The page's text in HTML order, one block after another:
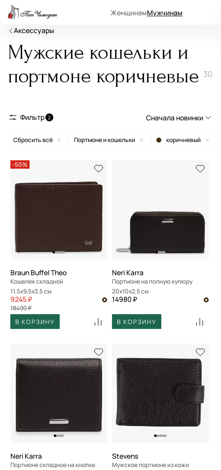
ЖенщинамМужчинам
Аксессуары
Мужские кошельки и
портмоне коричневые 30
Фильтр 2 Сначала новинки
Сначала новинки
По размеру скидки
По скорости доставки
Сбросить всё Портмоне и кошельки коричневый
-50%
Braun Buffel Theo
Кошелек складной
11,5x9,5x3,5 см
9245 ₽
18490 ₽
В КОРЗИНУ
Neri Karra
Портмоне на полную купюру
20x10x2,5 см
14980 ₽
В КОРЗИНУ
Neri Karra
Портмоне складное на кнопке
Stevens
Мужское портмоне из кожи